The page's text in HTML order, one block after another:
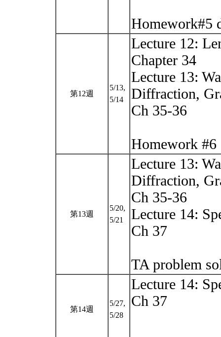
Homework#5
第12週
5/13,
5/14
Lecture 12:
Chapter 34
Lecture 13:
Diffraction,
Ch 35-36
Homework
第13週
5/20,
5/21
Lecture 13:
Diffraction,
Ch 35-36
Lecture 14:
Ch 37
TA problem
第14週
5/27,
5/28
Lecture 14:
Ch 37